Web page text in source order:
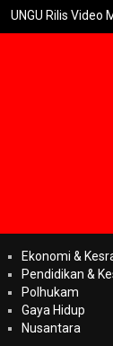
Video Musik
Ekonomi &
Pendidikan &
Polhukam
Gaya Hidup
Nusantara